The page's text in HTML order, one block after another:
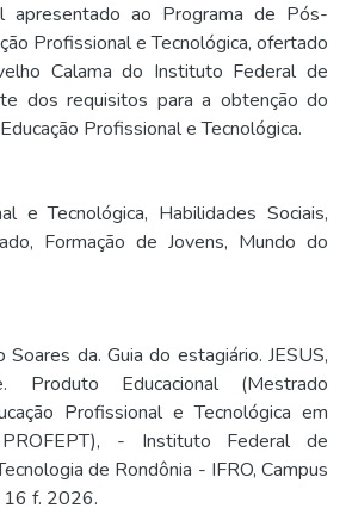
apresentado ao Programa de Pós-
Profissional e Tecnológica, ofertado
Calama do Instituto Federal de
dos requisitos para a obtenção do
Profissional e Tecnológica.
e Tecnológica, Habilidades Sociais,
, Formação de Jovens, Mundo do
Soares da. Guia do estagiário. JESUS,
Produto Educacional (Mestrado
Profissional e Tecnológica em
- Instituto Federal de
de Rondônia - IFRO, Campus
16 f. 2026.